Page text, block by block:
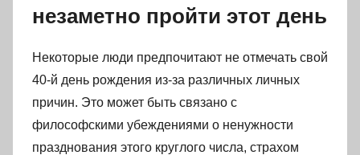
незаметно пройти этот день
Некоторые люди предпочитают не отмечать свой
40-й день рождения из-за различных личных
причин. Это может быть связано с
философскими убеждениями о ненужности
празднования этого круглого числа, страхом